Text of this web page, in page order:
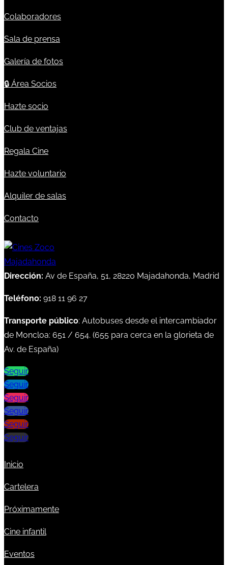
Colaboradores
Sala de prensa
Galería de fotos
🔒 Área Socios
Hazte socio
Club de ventajas
Regala Cine
Hazte voluntario
Alquiler de salas
Contacto
Dirección: Av de España, 51, 28220 Majadahonda, Madrid
Teléfono: 918 11 96 27
Transporte público: Autobuses desde el intercambiador
de Moncloa: 651 / 654. (655 para cerca en la glorieta de
Av. de España)
Seguir
Seguir
Seguir
Seguir
Seguir
Seguir
Inicio
Cartelera
Próximamente
Cine infantil
Eventos